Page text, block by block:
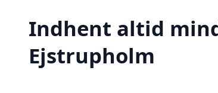
Indhent altid
Ejstrupholm